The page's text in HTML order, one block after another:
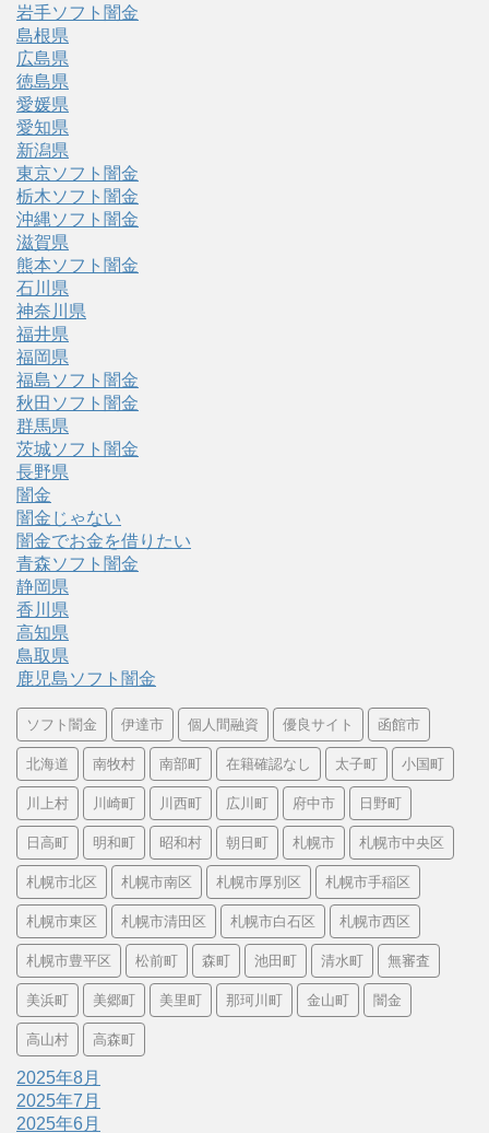
岩手ソフト闇金
島根県
広島県
徳島県
愛媛県
愛知県
新潟県
東京ソフト闇金
栃木ソフト闇金
沖縄ソフト闇金
滋賀県
熊本ソフト闇金
石川県
神奈川県
福井県
福岡県
福島ソフト闇金
秋田ソフト闇金
群馬県
茨城ソフト闇金
長野県
闇金
闇金じゃない
闇金でお金を借りたい
青森ソフト闇金
静岡県
香川県
高知県
鳥取県
鹿児島ソフト闇金
ソフト闇金 伊達市 個人間融資 優良サイト 函館市
北海道 南牧村 南部町 在籍確認なし 太子町 小国町
川上村 川崎町 川西町 広川町 府中市 日野町
日高町 明和町 昭和村 朝日町 札幌市 札幌市中央区
札幌市北区 札幌市南区 札幌市厚別区 札幌市手稲区
札幌市東区 札幌市清田区 札幌市白石区 札幌市西区
札幌市豊平区 松前町 森町 池田町 清水町 無審査
美浜町 美郷町 美里町 那珂川町 金山町 闇金
高山村 高森町
2025年8月
2025年7月
2025年6月